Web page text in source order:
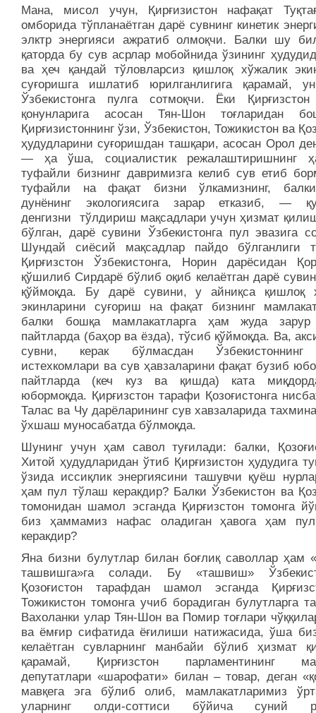
Мана, мисол учун, Қирғизистон нафақат
омборида тўпланаётган дарё сувнинг кинетик
элктр энергияси ажратиб олмоқчи. Балки шу
қаторда бу сув асрлар мобойнида ўзининг
ва ҳеч қандай тўловларсиз қишлоқ хўжалик
суғоришга ишлатиб юрилганлигига қарамай,
Ўзбекистонга пулга сотмоқчи. Ёки
қонунларига асосан Тян-Шон тоғларидан
Қирғизистоннинг ўзи, Ўзбекистон, Тожикистон ва
ҳудудларини суғоришдан ташқари, асосан Орол
— ҳа ўша, социалистик режалаштиришнинг
туфайли бизнинг давримизга келиб сув етиб
туфайли на фақат бизни ўлкамизнинг,
дунёнинг экологиясига зарар етказиб, —
денгизни тўлдириш мақсадлари учун ҳизмат
бўлган, дарё сувини Ўзбекистонга пул эвазига
Шундай сиёсий мақсадлар пайдо бўлганлиги
Қирғизстон Ўзбекистонга, Норин дарёсидан
қўшилиб Сирдарё бўлиб оқиб келаётган дарё
қўймоқда. Бу дарё сувини, у айниқса қишлоқ
экинларини суғориш на фақат бизнинг
балки бошқа мамлакатларга ҳам жуда зарур
пайтларда (баҳор ва ёзда), тўсиб қўймоқда. Ва,
сувни, керак бўлмасдан Ўзбекистоннинг
истехкомлари ва сув ҳавзаларини фақат бузиб
пайтларда (кеч куз ва қишда) ката
юбормоқда. Қирғизстон тарафи Қозоғистонга
Талас ва Чу дарёларининг сув хавзаларида
ўхшаш муносабатда бўлмоқда.
Шунинг учун ҳам савол туғилади: балки,
Хитой ҳудудларидан ўтиб Қирғизистон ҳудудига
ўзида иссиқлик энергиясини ташувчи қуёш
ҳам пул тўлаш керакдир? Балки Ўзбекистон ва
томонидан шамол эсганда Қирғизстон томонга
биз ҳаммамиз нафас оладиган ҳавога ҳам
керакдир?
Яна бизни булутлар билан боғлиқ саволлар ҳам
ташвишга»га солади. Бу «ташвиш»
Қозоғистон тарафдан шамол эсганда
Тожикистон томонга учиб борадиган булутларга
Вахоланки улар Тян-Шон ва Помир тоғлари
ва ёмғир сифатида ёғилиши натижасида, ўша
келаётган сувларнинг манбайи бўлиб ҳизмат
қарамай, Қирғизстон парламентининг
депутатлари «шарофати» билан – товар, деган
мавқега эга бўлиб олиб, мамлакатларимиз
уларнинг олди-соттиси бўйича суний